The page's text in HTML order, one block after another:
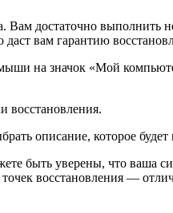
Вам достаточно выполнить
вам гарантию
на значок «Мой
восстановления.
описание, которое
быть уверены, что ваша
восстановления —